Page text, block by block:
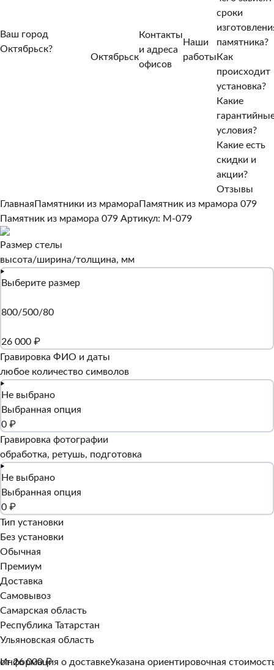
Ваш город
Октябрьск?
Октябрьск
Контакты
и адреса
офисов
Наши
работы
сроки
памятника?
Как
происходит
установка?
Какие
условия?
Какие есть
скидки и
акции?
Отзывы
Главная Памятники из мрамора Памятник из мрамора 079
Памятник из мрамора 079 Артикул: M-079
Размер стелы
высота/ширина/толщина, мм
Выберите размер
800/500/80
26 000 ₽
Гравировка ФИО и даты
любое количество символов
Не выбрано
Выбранная опция
0 ₽
Гравировка фотографии
обработка, ретушь, подготовка
Не выбрано
Выбранная опция
0 ₽
Тип установки
Без установки
Обычная
Премиум
Доставка
Самовывоз
Самарская область
Республика Татарстан
Ульяновская область
Информация о доставкеУказана ориентировочная
от 26 000 ₽